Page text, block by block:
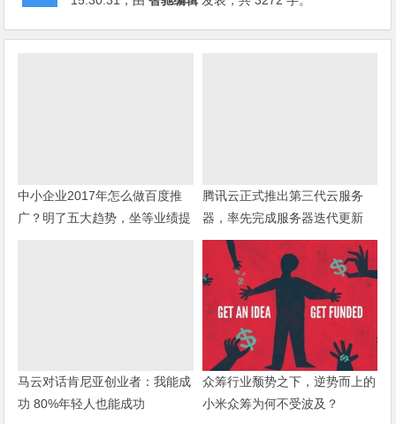
中小企业2017年怎么做百度推
广？明了五大趋势，坐等业绩提
腾讯云正式推出第三代云服务
器，率先完成服务器迭代更新
马云对话肯尼亚创业者：我能成
功 80%年轻人也能成功
众筹行业颓势之下，逆势而上的
小米众筹为何不受波及？